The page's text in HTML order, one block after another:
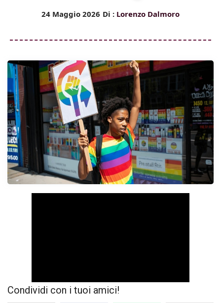
24 Maggio 2026 Di : Lorenzo Dalmoro
Condividi con i tuoi amici!